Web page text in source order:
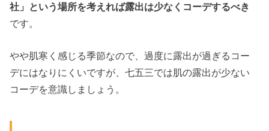
社」という場所を考えれば露出は少なくコーデするべき
です。
やや肌寒く感じる季節なので、過度に露出が過ぎるコー
デにはなりにくいですが、七五三では肌の露出が少ない
コーデを意識しましょう。